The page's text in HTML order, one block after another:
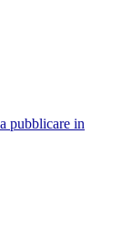
pubblicare in